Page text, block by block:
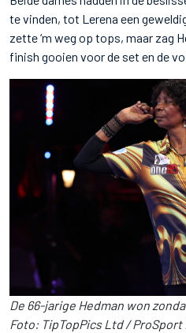
te vinden, tot Lerena een
zette ‘m weg op tops, maar zag
finish gooien voor de set en de
De 66-jarige Hedman won
Foto: TipTopPics Ltd / ProSport